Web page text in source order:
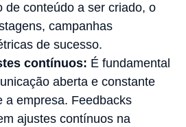
de conteúdo a ser criado, o
campanhas
de sucesso.
contínuos: É fundamental
aberta e constante
a empresa. Feedbacks
ajustes contínuos na